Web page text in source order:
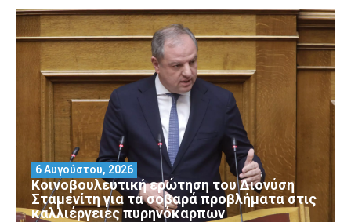
Κοινοβουλευτική ερώτηση του Διονύση
Σταμενίτη για τα σοβαρά προβλήματα στις
καλλιέργειες πυρηνόκαρπων
6 Αυγούστου, 2026